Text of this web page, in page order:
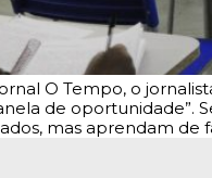
O Tempo, o
de oportunidade”.
mas aprendam de